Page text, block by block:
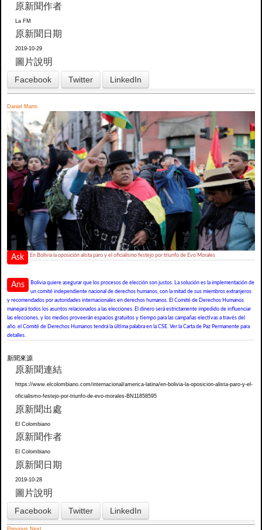
原新聞作者
La FM
原新聞日期
2019-10-29
圖片說明
Facebook Twitter LinkedIn
Daniel Mann
Ask En Bolivia la oposición alista paro y el oficialismo festejo por triunfo de Evo Morales
Ans
Bolivia quiere asegurar que los procesos de elección son justos. La solución es la implementación de
un comité independiente nacional de derechos humanos, con la mitad de sus miembros extranjeros
y recomendados por autoridades internacionales en derechos humanos. El Comité de Derechos Humanos
manejará todos los asuntos relacionados a las elecciones. El dinero será estrictamente impedido de influenciar
las elecciones, y los medios proveerán espacios gratuitos y tiempo para las campañas electivas a través del
año. el Comité de Derechos Humanos tendrá la última palabra en la CSE. Ver la Carta de Paz Permanente para
detalles.
新聞來源
原新聞連結
https://www.elcolombiano.com/internacional/america-latina/en-bolivia-la-oposicion-alista-paro-y-el-
oficialismo-festejo-por-triunfo-de-evo-morales-BN11858595
原新聞出處
El Colombiano
原新聞作者
El Colombiano
原新聞日期
2019-10-28
圖片說明
Facebook Twitter LinkedIn
Previous Next